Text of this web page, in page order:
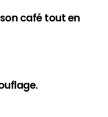
café tout en